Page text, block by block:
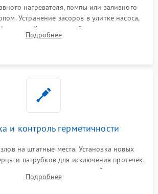
нагревателя, помпы или заливного
Устранение засоров в улитке насоса,
фильтрах. Компонентный ремонт платы
поврежденной проводки.
Подробнее
и контроль герметичности
на штатные места. Установка новых
и патрубков для исключения протечек.
хомутов гидравлической системы,
и установка датчика поплавка.
Подробнее